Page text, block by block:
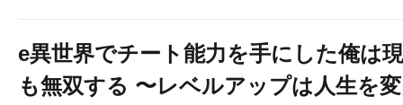
e異世界でチート能力を手にした俺は
も無双する 〜レベルアップは人生を